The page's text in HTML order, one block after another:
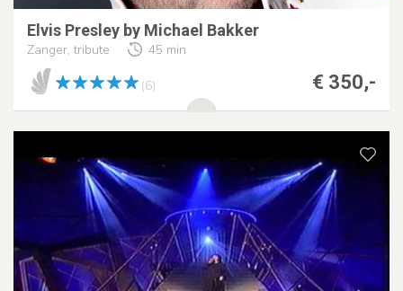
Elvis Presley by Michael Bakker
Zanger, tribute 45 min
€ 350,-
(6)